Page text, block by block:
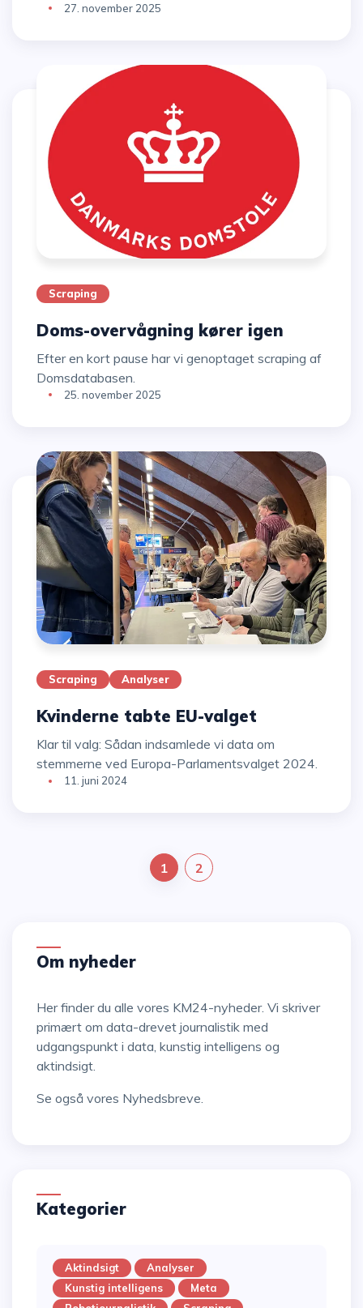
27. november 2025
Scraping
Doms-overvågning kører igen
Efter en kort pause har vi genoptaget scraping af
Domsdatabasen.
25. november 2025
Scraping Analyser
Kvinderne tabte EU-valget
Klar til valg: Sådan indsamlede vi data om
stemmerne ved Europa-Parlamentsvalget 2024.
11. juni 2024
1 2
Om nyheder
Her finder du alle vores KM24-nyheder. Vi skriver
primært om data-drevet journalistik med
udgangspunkt i data, kunstig intelligens og
aktindsigt.
Se også vores Nyhedsbreve.
Kategorier
Aktindsigt
Analyser
Kunstig intelligens
Meta